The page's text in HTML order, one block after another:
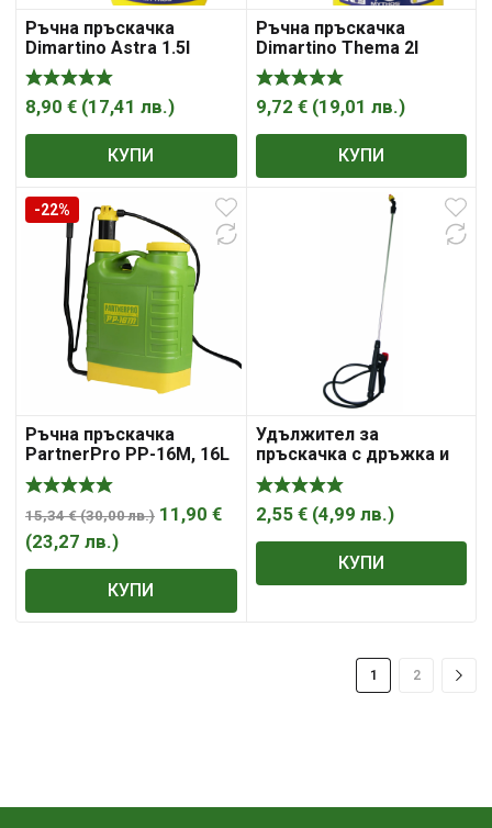
Ръчна пръскачка
Dimartino Astra 1.5l
8,90 € (17,41 лв.)
КУПИ
Ръчна пръскачка
Dimartino Thema 2l
9,72 € (19,01 лв.)
КУПИ
-22%
Ръчна пръскачка
PartnerPro PP-16M, 16L
15,34€ (30,00лв.) 11,90 €
(23,27 лв.)
КУПИ
Удължител за
пръскачка с дръжка и
гъвкава връзка
2,55 € (4,99 лв.)
КУПИ
1 2